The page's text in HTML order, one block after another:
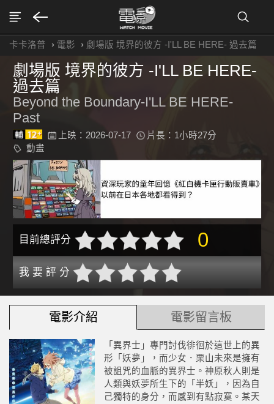
卡卡洛普 › 電影 › 劇場版 境界的彼方 -I'LL BE HERE- 過去篇
劇場版 境界的彼方 -I'LL BE HERE-
過去篇
Beyond the Boundary-I'LL BE HERE-
Past
上映：2026-07-17
片長：1小時27分
動畫
目前總評分 0
我 要 評 分
電影介紹 電影留言板
「異界士」專門討伐徘徊於這世上的異
形「妖夢」，而少女．栗山未來是擁有
被詛咒的血脈的異界士。神原秋人則是
人類與妖夢所生下的「半妖」，因為自
己獨特的身分，而感到有點寂寞。某天